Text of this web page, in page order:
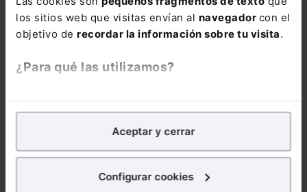
los sitios web que visitas envían al navegador con el
objetivo de recordar la información sobre tu visita.
¿Para qué las utilizamos?
analíticospara tratar demejorar tu experienciaen
nuestra página web. También con fines publicitarios,
para poder mostrarte publicidad y contenidos de tu
Aceptar y cerrar
Configurar cookies
- Europa reclama más innovación en IA para no quedar reducida al
- El CERMI reclama que la futura ley de IA garantice los derechos
de las personas con discapacidad
Administración. Semana del 20 de julio de 2.026